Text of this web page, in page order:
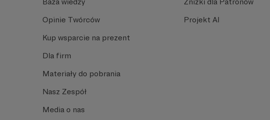
Opinie Twórców
Kup wsparcie na prezent
Dla firm
Materiały do pobrania
Nasz Zespół
Media o nas
Projekt AI